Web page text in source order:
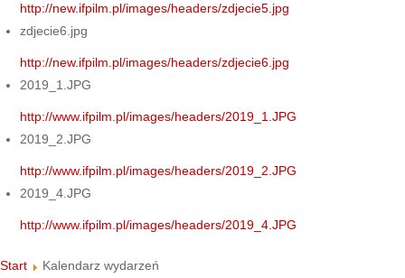
http://new.ifpilm.pl/images/headers/zdjecie5.jpg
zdjecie6.jpg
http://new.ifpilm.pl/images/headers/zdjecie6.jpg
2019_1.JPG
http://www.ifpilm.pl/images/headers/2019_1.JPG
2019_2.JPG
http://www.ifpilm.pl/images/headers/2019_2.JPG
2019_4.JPG
http://www.ifpilm.pl/images/headers/2019_4.JPG
Start Kalendarz wydarzeń